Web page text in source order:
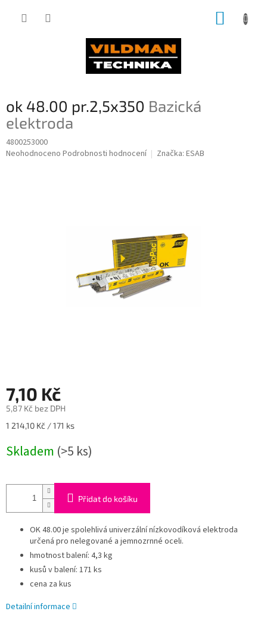
ok 48.00 pr.2,5x350 Bazická
elektroda
4800253000
Průměrné
Neohodnoceno Podrobnosti hodnocení Značka: ESAB
7,10 Kč
5,87 Kč bez DPH
Měrná
1 214,10 Kč / 171 ks
Skladem (>5 ks)
Přidat do košíku
OK 48.00 je spolehlivá univerzální nízkovodíková elektroda
určená pro nelegované a jemnozrnné oceli.
hmotnost balení: 4,3 kg
kusů v balení: 171 ks
cena za kus
Detailní informace